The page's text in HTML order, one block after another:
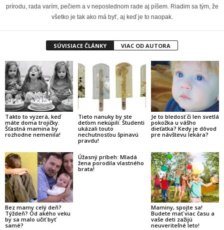
prírodu, rada varím, pečiem a v neposlednom rade aj píšem. Riadim sa tým, že
všetko je tak ako má byť, aj keď je to naopak.
SÚVISIACE ČLÁNKY VIAC OD AUTORA
Takto to vyzerá, keď
máte doma trojičky.
Šťastná mamina by
rozhodne nemenila!
Tieto nanuky by ste
deťom nekúpili: Študenti
ukázali touto
nechutnosťou špinavú
pravdu!
Je to bledosť či len svetlá
pokožka u vášho
dieťatka? Kedy je dôvod
pre návštevu lekára?
Bez mamy celý deň?
Týždeň? Od akého veku
by sa malo učiť byť
samé?
Úžasný príbeh: Mladá
žena porodila vlastného
brata!
Maminy, spojte sa!
Budete mať viac času a
vaše deti zažijú
neuveriteľné leto!